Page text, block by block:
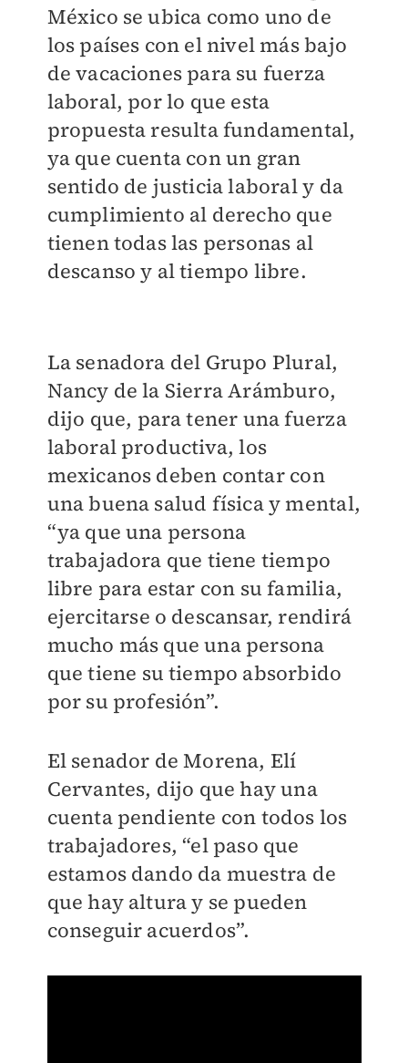
México se ubica como uno de
los países con el nivel más bajo
de vacaciones para su fuerza
laboral, por lo que esta
propuesta resulta fundamental,
ya que cuenta con un gran
sentido de justicia laboral y da
cumplimiento al derecho que
tienen todas las personas al
descanso y al tiempo libre.
La senadora del Grupo Plural,
Nancy de la Sierra Arámburo,
dijo que, para tener una fuerza
laboral productiva, los
mexicanos deben contar con
una buena salud física y mental,
“ya que una persona
trabajadora que tiene tiempo
libre para estar con su familia,
ejercitarse o descansar, rendirá
mucho más que una persona
que tiene su tiempo absorbido
por su profesión”.
El senador de Morena, Elí
Cervantes, dijo que hay una
cuenta pendiente con todos los
trabajadores, “el paso que
estamos dando da muestra de
que hay altura y se pueden
conseguir acuerdos”.